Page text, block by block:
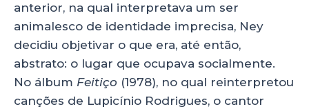
anterior, na qual interpretava um ser
animalesco de identidade imprecisa, Ney
decidiu objetivar o que era, até então,
abstrato: o lugar que ocupava socialmente.
No álbum Feitiço (1978), no qual reinterpretou
canções de Lupicínio Rodrigues, o cantor